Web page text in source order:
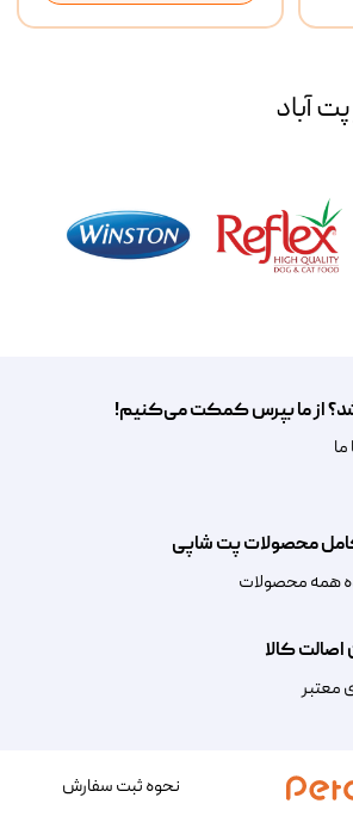
آباد
کالا
معتبر​​​​​​​
محصولات پت شاپی
همه محصولات
از ما بپرس کمکت می‌کنیم!
ما
نحوه ثبت سفارش